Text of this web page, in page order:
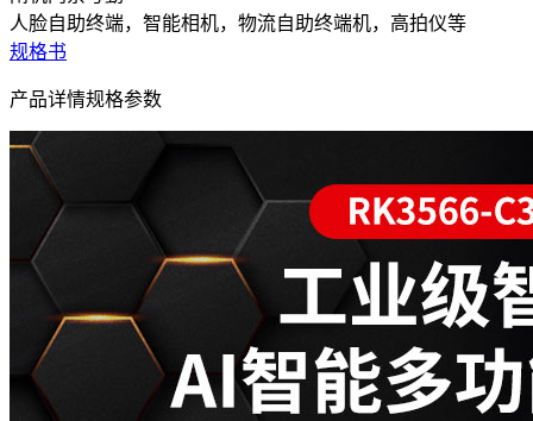
人脸自助终端，智能相机，物流自助终端机，高拍仪等
规格书
产品详情规格参数